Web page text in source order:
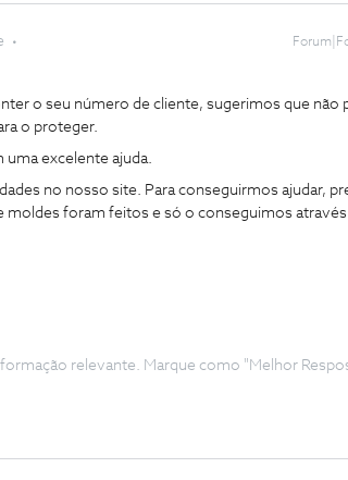
o seu número de cliente, sugerimos que não
o proteger.
uma excelente ajuda.
no nosso site. Para conseguirmos ajudar,
moldes foram feitos e só o conseguimos
relevante. Marque como "Melhor